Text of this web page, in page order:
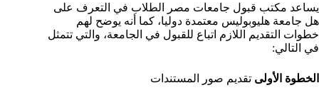
يساعد مكتب قبول جامعات مصر الطلاب في التعرف على
هل جامعة هليوبوليس معتمدة دوليا، كما أنه يوضح لهم
خطوات التقديم اللازم اتباع للقبول في الجامعة، والتي تتمثل
في التالي:
الخطوة الأولى تقديم صور المستندات